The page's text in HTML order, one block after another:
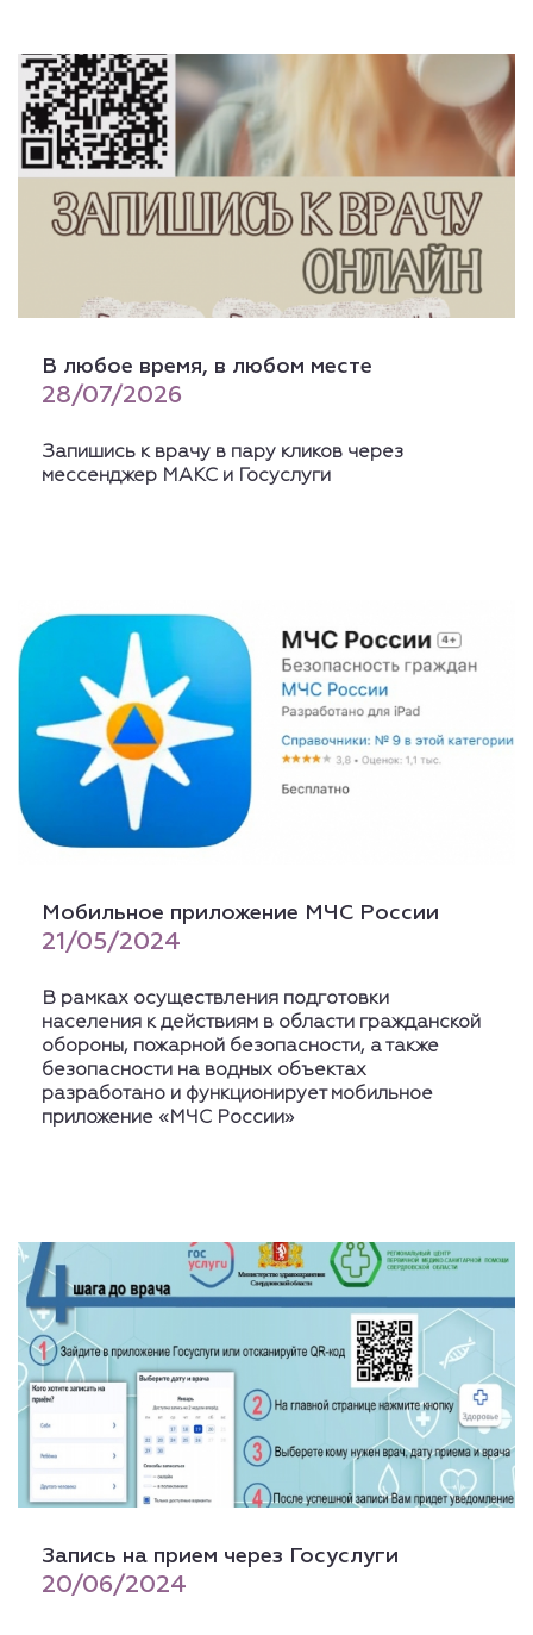
В любое время, в любом месте
28/07/2026
Запишись к врачу в пару кликов через
мессенджер МАКС и Госуслуги
Мобильное приложение МЧС России
21/05/2024
В рамках осуществления подготовки
населения к действиям в области гражданской
обороны, пожарной безопасности, а также
безопасности на водных объектах
разработано и функционирует мобильное
приложение «МЧС России»
Запись на прием через Госуслуги
20/06/2024